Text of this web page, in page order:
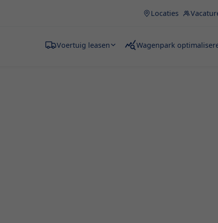
Locaties
Voertuig leasen Wagenpark